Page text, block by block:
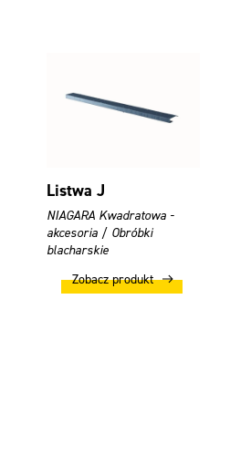
Listwa J
NIAGARA Kwadratowa -
akcesoria / Obróbki
blacharskie
Zobacz produkt